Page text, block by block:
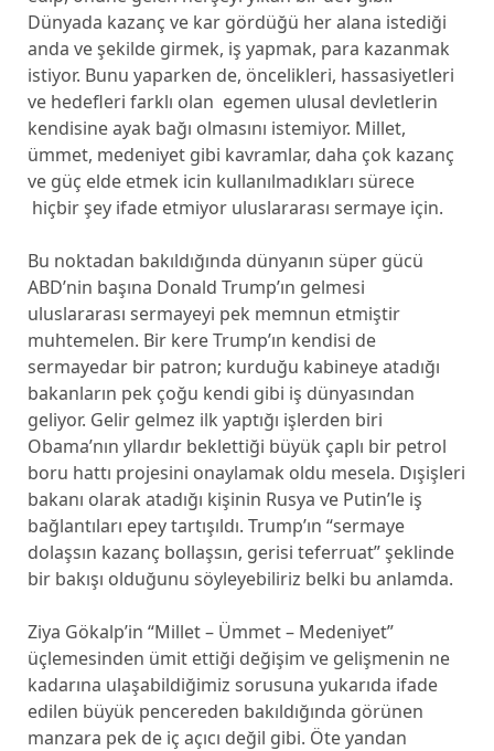
Dünyada kazanç ve kar gördüğü her alana istediği
anda ve şekilde girmek, iş yapmak, para kazanmak
istiyor. Bunu yaparken de, öncelikleri, hassasiyetleri
ve hedefleri farklı olan egemen ulusal devletlerin
kendisine ayak bağı olmasını istemiyor. Millet,
ümmet, medeniyet gibi kavramlar, daha çok kazanç
ve güç elde etmek icin kullanılmadıkları sürece
hiçbir şey ifade etmiyor uluslararası sermaye için.
Bu noktadan bakıldığında dünyanın süper gücü
ABD’nin başına Donald Trump’ın gelmesi
uluslararası sermayeyi pek memnun etmiştir
muhtemelen. Bir kere Trump’ın kendisi de
sermayedar bir patron; kurduğu kabineye atadığı
bakanların pek çoğu kendi gibi iş dünyasından
geliyor. Gelir gelmez ilk yaptığı işlerden biri
Obama’nın yllardır beklettiği büyük çaplı bir petrol
boru hattı projesini onaylamak oldu mesela. Dışişleri
bakanı olarak atadığı kişinin Rusya ve Putin’le iş
bağlantıları epey tartışıldı. Trump’ın “sermaye
dolaşsın kazanç bollaşsın, gerisi teferruat” şeklinde
bir bakışı olduğunu söyleyebiliriz belki bu anlamda.
Ziya Gökalp’in “Millet – Ümmet – Medeniyet”
üçlemesinden ümit ettiği değişim ve gelişmenin ne
kadarına ulaşabildiğimiz sorusuna yukarıda ifade
edilen büyük pencereden bakıldığında görünen
manzara pek de iç açıcı değil gibi. Öte yandan